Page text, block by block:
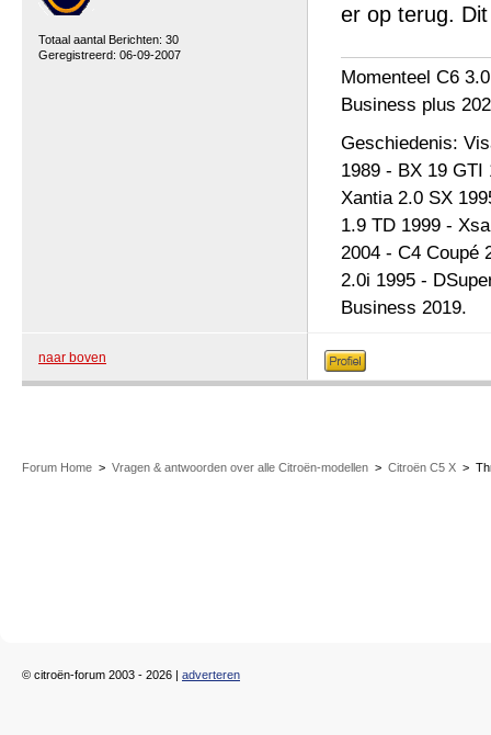
Totaal aantal Berichten: 30
Geregistreerd: 06-09-2007
er op terug.
Momenteel C6
Business plus
Geschiedenis:
1989 - BX 19 GTI
Xantia 2.0 SX
1.9 TD 1999 -
2004 - C4 Coupé
2.0i 1995 -
Business 2019.
naar boven
Forum Home > Vragen & antwoorden over alle Citroën-modellen > Citroën C5 X >
© citroën-forum 2003 - 2026 | adverteren